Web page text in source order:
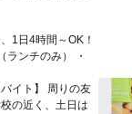
1日4時間～OK！
ンチのみ） ・
イト】 周りの友
の近く、土日は